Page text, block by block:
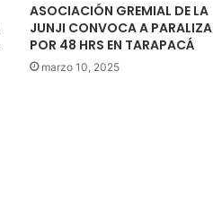
ASOCIACIÓN GREMIAL DE LA
JUNJI CONVOCA A
POR 48 HRS EN TARAPACÁ
marzo 10, 2025